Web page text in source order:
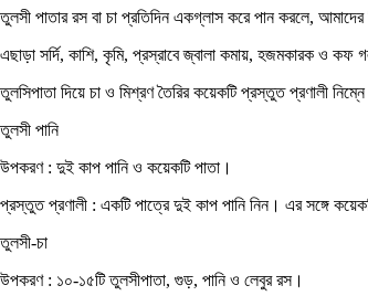
তুলসী পাতার রস বা চা প্রতিদিন একগ্লাস করে পান করলে,
এছাড়া সর্দি, কাশি, কৃমি, প্রস্রাবে জ্বালা কমায়, হজমকারক ও কফ
তুলসিপাতা দিয়ে চা ও মিশ্রণ তৈরির কয়েকটি প্রস্তুত প্রণালী
তুলসী পানি
উপকরণ : দুই কাপ পানি ও কয়েকটি পাতা।
প্রস্তুত প্রণালী : একটি পাত্রে দুই কাপ পানি নিন। এর সঙ্গে
তুলসী-চা
উপকরণ : ১০-১৫টি তুলসীপাতা, গুড়, পানি ও লেবুর রস।